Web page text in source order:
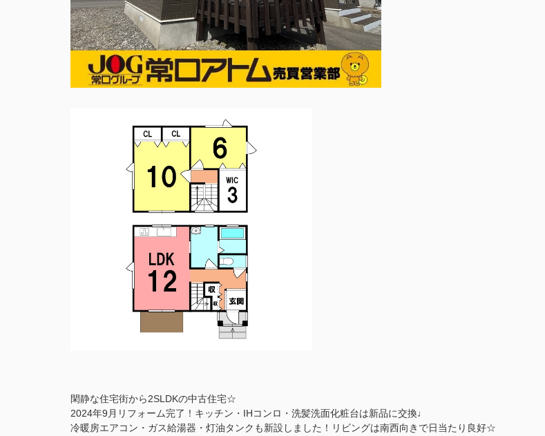
閑静な住宅街から2SLDKの中古住宅☆
2024年9月リフォーム完了！キッチン・IHコンロ・洗髪洗面化粧台は新品に交換♩
冷暖房エアコン・ガス給湯器・灯油タンクも新設しました！リビングは南西向きで日当たり良好☆